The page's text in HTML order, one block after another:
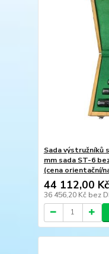
Sada výstružníků
mm sada ST-6
(cena orientační/
44 112,00 Kč
36 456,20 Kč bez